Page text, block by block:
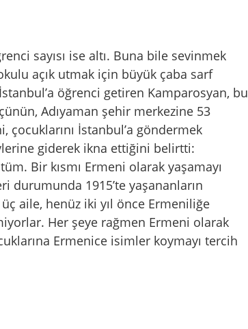
sayısı ise altı. Buna bile sevinmek
açık utmak için büyük çaba sarf
öğrenci getiren Kamparosyan, bu
Adıyaman şehir merkezine 53
İstanbul’a göndermek
giderek ikna ettiğini belirtti:
Bir kısmı Ermeni olarak yaşamayı
durumunda 1915’te yaşananların
aile, henüz iki yıl önce Ermeniliğe
Her şeye rağmen Ermeni olarak
Ermenice isimler koymayı tercih